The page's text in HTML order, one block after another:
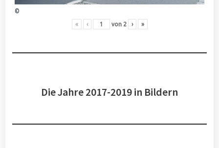
©
« ‹ von 2 › »
Die Jahre 2017-2019 in Bildern